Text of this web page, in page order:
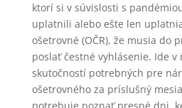
ktorí si v súvislosti s
uplatnili alebo ešte len
ošetrovné (OČR), že musia do
poslať čestné vyhlásenie. Ide v
skutočností potrebných pre
ošetrovného za príslušný